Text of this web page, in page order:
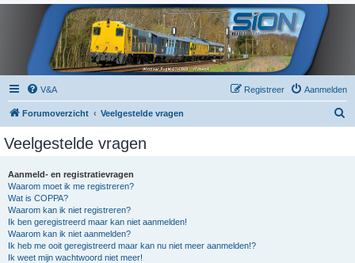
V&A Aanmelden
Registreer
Forumoverzicht Veelgestelde vragen
Veelgestelde vragen
Aanmeld- en registratievragen
Waarom moet ik me registreren?
Wat is COPPA?
Waarom kan ik niet registreren?
Ik ben geregistreerd maar kan niet aanmelden!
Waarom kan ik niet aanmelden?
Ik heb me ooit geregistreerd maar kan nu niet meer aanmelden!?
Ik weet mijn wachtwoord niet meer!